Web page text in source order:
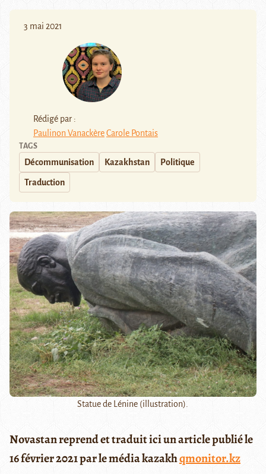
3 mai 2021
Rédigé par :
Paulinon VanackèreCarole Pontais
TAGS
Décommunisation Kazakhstan Politique
Traduction
Statue de Lénine (illustration).
Novastan reprend et traduit ici un article publié le
16 février 2021 par le média kazakhqmonitor.kz